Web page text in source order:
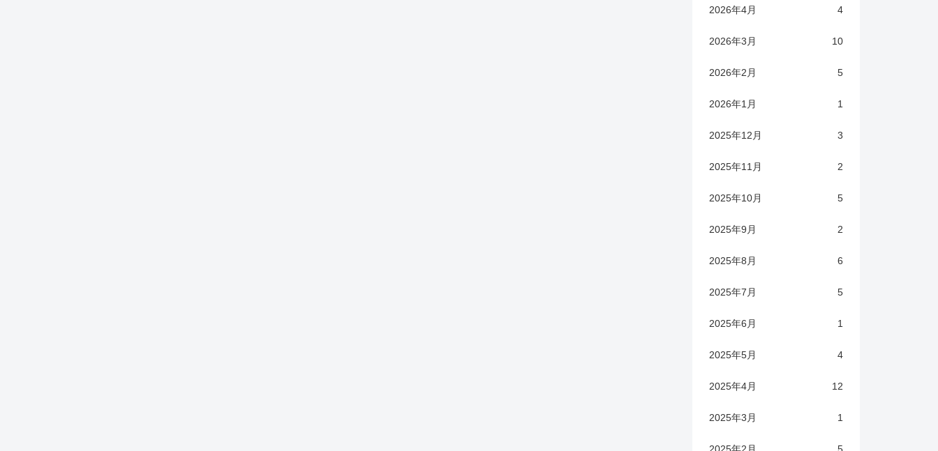
2026年4月 4
2026年3月 10
2026年2月 5
2026年1月 1
2025年12月 3
2025年11月 2
2025年10月 5
2025年9月 2
2025年8月 6
2025年7月 5
2025年6月 1
2025年5月 4
2025年4月 12
2025年3月 1